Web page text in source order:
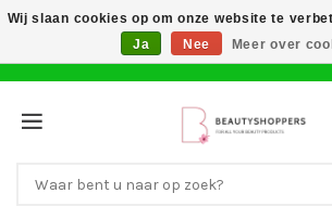
Wij slaan cookies op om onze website te
Ja
Nee Meer over